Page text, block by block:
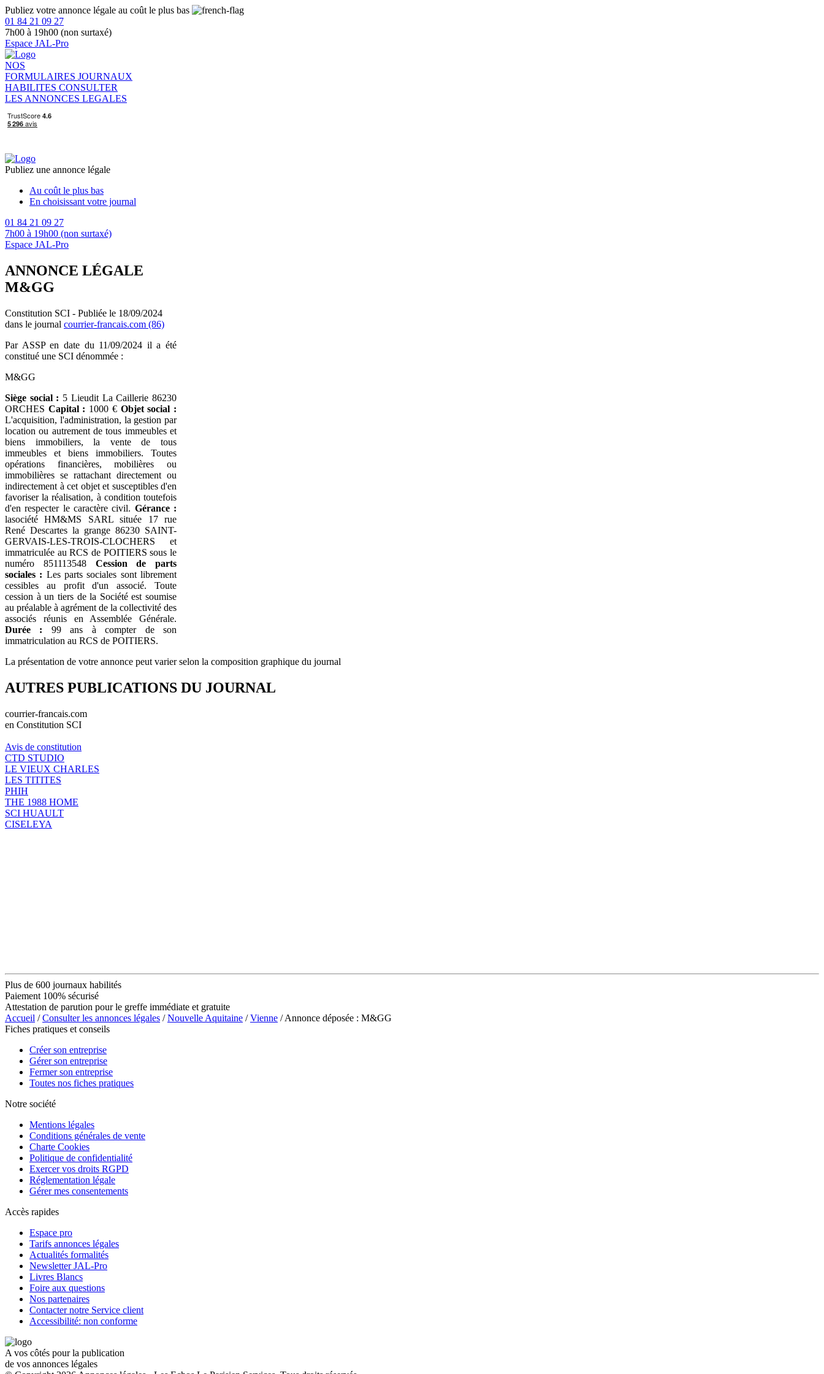
Publiez votre annonce légale au coût le plus bas
01 84 21 09 27
7h00 à 19h00 (non surtaxé)
Espace JAL-Pro
NOS
FORMULAIRES JOURNAUX
HABILITES CONSULTER
LES ANNONCES LEGALES
Publiez une annonce légale
Au coût le plus bas
En choisissant votre journal
01 84 21 09 27
7h00 à 19h00 (non surtaxé)
Espace JAL-Pro
ANNONCE LÉGALE
M&GG
Constitution SCI - Publiée le 18/09/2024
dans le journal courrier-francais.com (86)
Par ASSP en date du 11/09/2024 il a été
constitué une SCI dénommée :
M&GG
Siège social : 5 Lieudit La Caillerie 86230
ORCHES Capital : 1000 € Objet social :
L'acquisition, l'administration, la gestion par
location ou autrement de tous immeubles et
biens immobiliers, la vente de tous
immeubles et biens immobiliers. Toutes
opérations financières, mobilières ou
immobilières se rattachant directement ou
indirectement à cet objet et susceptibles d'en
favoriser la réalisation, à condition toutefois
d'en respecter le caractère civil. Gérance :
lasociété HM&MS SARL située 17 rue
René Descartes la grange 86230 SAINT-
GERVAIS-LES-TROIS-CLOCHERS et
immatriculée au RCS de POITIERS sous le
numéro 851113548 Cession de parts
sociales : Les parts sociales sont librement
cessibles au profit d'un associé. Toute
cession à un tiers de la Société est soumise
au préalable à agrément de la collectivité des
associés réunis en Assemblée Générale.
Durée : 99 ans à compter de son
immatriculation au RCS de POITIERS.
La présentation de votre annonce peut varier selon la composition graphique du journal
AUTRES PUBLICATIONS DU JOURNAL
courrier-francais.com
en Constitution SCI
Avis de constitution
CTD STUDIO
LE VIEUX CHARLES
LES TITITES
PHIH
THE 1988 HOME
SCI HUAULT
CISELEYA
Plus de 600 journaux habilités
Paiement 100% sécurisé
Attestation de parution pour le greffe immédiate et gratuite
Accueil /Consulter les annonces légales /Nouvelle Aquitaine /Vienne / Annonce déposée : M&GG
Fiches pratiques et conseils
Créer son entreprise
Gérer son entreprise
Fermer son entreprise
Toutes nos fiches pratiques
Notre société
Mentions légales
Conditions générales de vente
Charte Cookies
Politique de confidentialité
Exercer vos droits RGPD
Réglementation légale
Gérer mes consentements
Accès rapides
Espace pro
Tarifs annonces légales
Actualités formalités
Newsletter JAL-Pro
Livres Blancs
Foire aux questions
Nos partenaires
Contacter notre Service client
Accessibilité: non conforme
A vos côtés pour la publication
de vos annonces légales